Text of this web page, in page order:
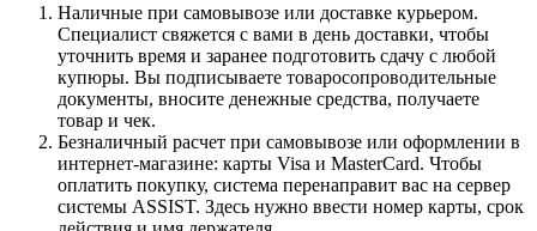
Наличные при самовывозе или доставке курьером.
Специалист свяжется с вами в день доставки, чтобы
уточнить время и заранее подготовить сдачу с любой
купюры. Вы подписываете товаросопроводительные
документы, вносите денежные средства, получаете
товар и чек.
Безналичный расчет при самовывозе или оформлении в
интернет-магазине: карты Visa и MasterCard. Чтобы
оплатить покупку, система перенаправит вас на сервер
системы ASSIST. Здесь нужно ввести номер карты, срок